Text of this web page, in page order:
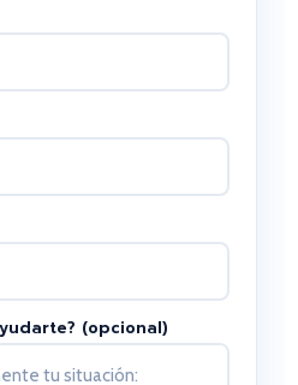
(opcional)